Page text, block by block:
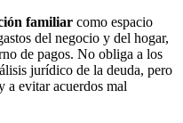
familiar como espacio
del negocio y del hogar,
de pagos. No obliga a los
jurídico de la deuda, pero
a evitar acuerdos mal